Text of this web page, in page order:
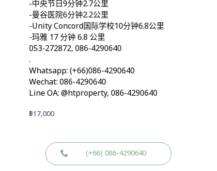
-中央节日9分钟2.7公里
-曼谷医院6分钟2.2公里
-Unity Concord国际学校10分钟6.8公里
-玛雅 17 分钟 6.8 公里
053-272872, 086-4290640
.
Whatsapp: (+66)086-4290640
Wechat: 086-4290640
Line OA: @htproperty, 086-4290640
฿17,000
(+66) 086-4290640